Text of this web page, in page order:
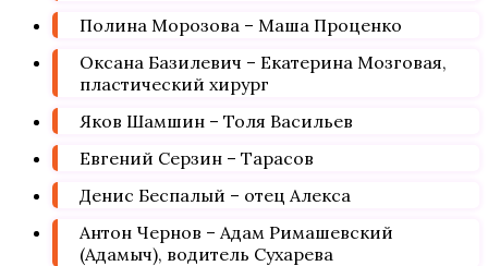
Полина Морозова – Маша Проценко
Оксана Базилевич – Екатерина Мозговая,
пластический хирург
Яков Шамшин – Толя Васильев
Евгений Серзин – Тарасов
Денис Беспалый – отец Алекса
Антон Чернов – Адам Римашевский
(Адамыч), водитель Сухарева